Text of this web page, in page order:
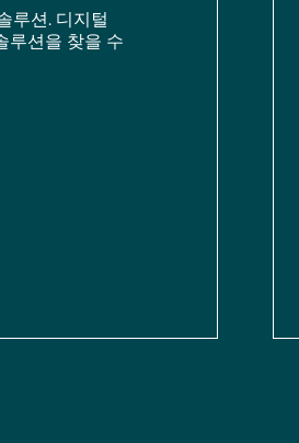
루션. 디지털
루션을 찾을 수